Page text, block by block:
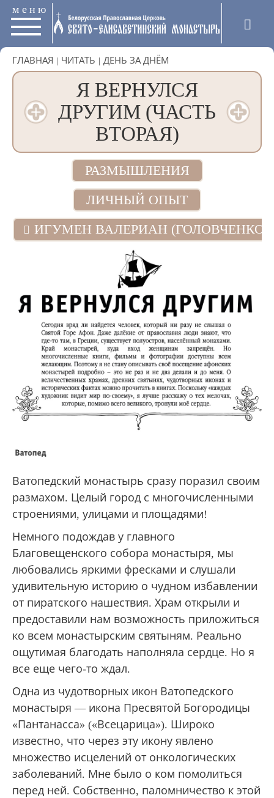
меню
ГЛАВНАЯ | ЧИТАТЬ | ДЕНЬ ЗА ДНЁМ
Я ВЕРНУЛСЯ
ДРУГИМ (ЧАСТЬ
ВТОРАЯ)
РАЗМЫШЛЕНИЯ
ЛИЧНЫЙ ОПЫТ
ИГУМЕН ВАЛЕРИАН (ГОЛОВЧЕНКО)
Ватопедский монастырь сразу поразил своим
размахом. Целый город с многочисленными
строениями, улицами и площадями!
Немного подождав у главного
Благовещенского собора монастыря, мы
любовались яркими фресками и слушали
удивительную историю о чудном избавлении
от пиратского нашествия. Храм открыли и
предоставили нам возможность приложиться
ко всем монастырским святыням. Реально
ощутимая благодать наполняла сердце. Но я
все еще чего-то ждал.
Одна из чудотворных икон Ватопедского
монастыря — икона Пресвятой Богородицы
«Пантанасса» («Всецарица»). Широко
известно, что через эту икону явлено
множество исцелений от онкологических
заболеваний. Мне было о ком помолиться
перед ней. Собственно, паломничество к этой